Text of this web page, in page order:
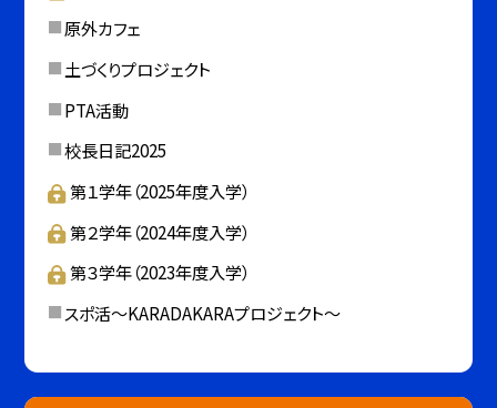
原外カフェ
土づくりプロジェクト
PTA活動
校長日記2025
第１学年（2025年度入学）
第２学年（2024年度入学）
第３学年（2023年度入学）
スポ活～KARADAKARAプロジェクト～